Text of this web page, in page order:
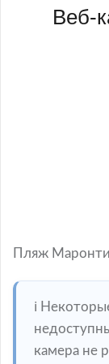
Веб-
Пляж Маронти
ℹ️
камера не